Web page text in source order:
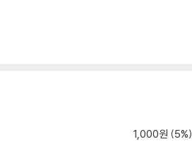
1,000원 (5%)